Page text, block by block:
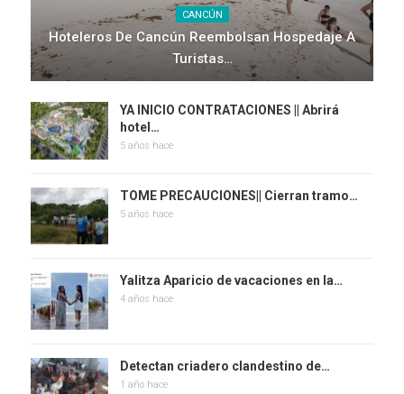
CANCÚN
Hoteleros De Cancún Reembolsan Hospedaje A
Turistas…
YA INICIO CONTRATACIONES || Abrirá
hotel…
5 años hace
TOME PRECAUCIONES|| Cierran tramo…
5 años hace
Yalitza Aparicio de vacaciones en la…
4 años hace
Detectan criadero clandestino de…
1 año hace